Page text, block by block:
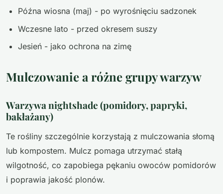
Późna wiosna (maj) - po wyrośnięciu sadzonek
Wczesne lato - przed okresem suszy
Jesień - jako ochrona na zimę
Mulczowanie a różne grupy warzyw
Warzywa nightshade (pomidory, papryki,
bakłażany)
Te rośliny szczególnie korzystają z mulczowania słomą
lub kompostem. Mulcz pomaga utrzymać stałą
wilgotność, co zapobiega pękaniu owoców pomidorów
i poprawia jakość plonów.